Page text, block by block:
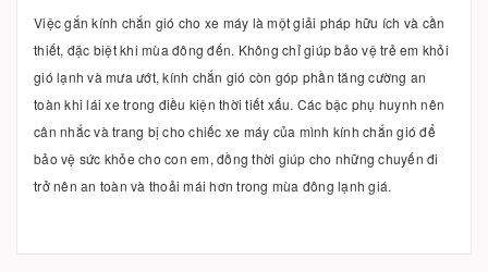
Việc gắn kính chắn gió cho xe máy là một giải pháp hữu ích và cần
thiết, đặc biệt khi mùa đông đến. Không chỉ giúp bảo vệ trẻ em khỏi
gió lạnh và mưa ướt, kính chắn gió còn góp phần tăng cường an
toàn khi lái xe trong điều kiện thời tiết xấu. Các bậc phụ huynh nên
cân nhắc và trang bị cho chiếc xe máy của mình kính chắn gió để
bảo vệ sức khỏe cho con em, đồng thời giúp cho những chuyến đi
trở nên an toàn và thoải mái hơn trong mùa đông lạnh giá.